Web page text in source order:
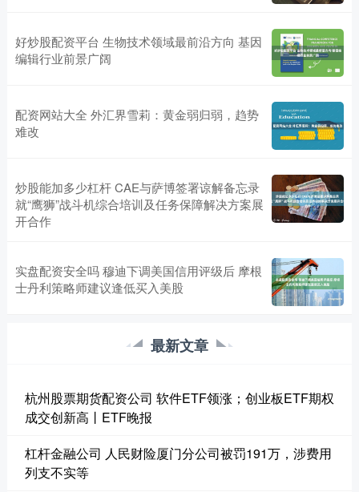
好炒股配资平台 生物技术领域最前沿方向 基因
编辑行业前景广阔
配资网站大全 外汇界雪莉：黄金弱归弱，趋势
难改
炒股能加多少杠杆 CAE与萨博签署谅解备忘录
就“鹰狮”战斗机综合培训及任务保障解决方案展
开合作
实盘配资安全吗 穆迪下调美国信用评级后 摩根
士丹利策略师建议逢低买入美股
最新文章
杭州股票期货配资公司 软件ETF领涨；创业板ETF期权
成交创新高丨ETF晚报
杠杆金融公司 人民财险厦门分公司被罚191万，涉费用
列支不实等